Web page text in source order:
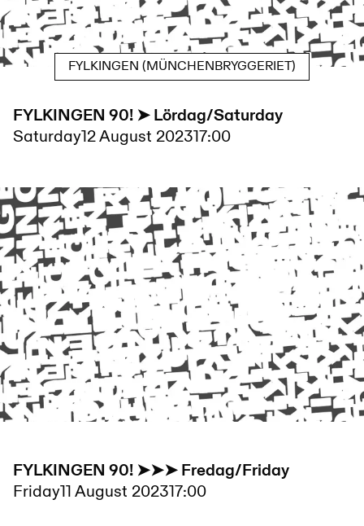
FYLKINGEN (MÜNCHENBRYGGERIET)
FYLKINGEN 90! ➤ Lördag/Saturday
Saturday12 August 202317:00
FYLKINGEN 90! ➤➤➤ Fredag/Friday
Friday11 August 202317:00